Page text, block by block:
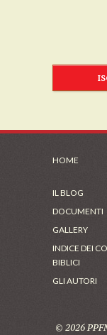
HOME
IL BLOG
DOCUMENTI
GALLERY
INDICE DEI
BIBLICI
GLI AUTORI
© 2026